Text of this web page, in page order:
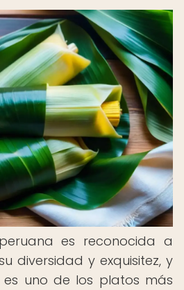
es reconocida a
diversidad y exquisitez, y
uno de los platos más